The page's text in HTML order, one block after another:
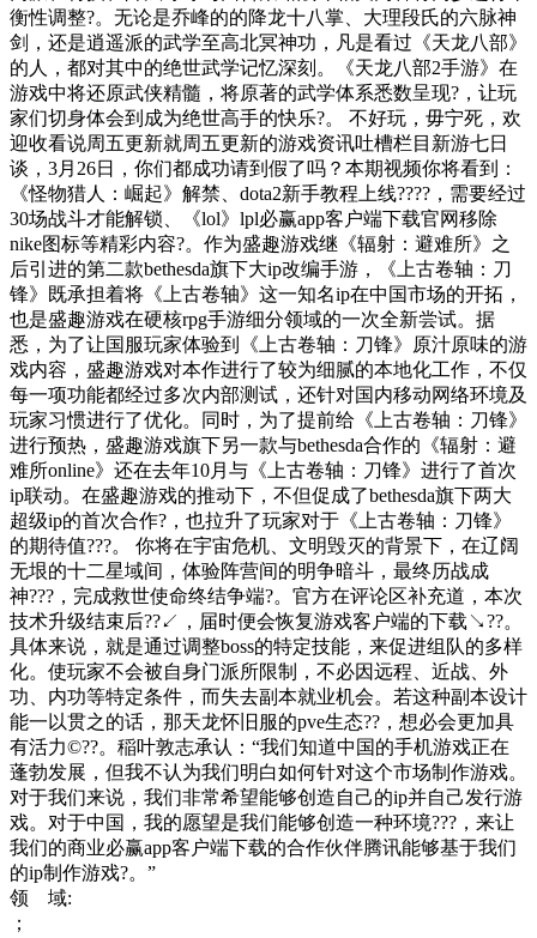
衡性调整?。无论是乔峰的的降龙十八掌、大理段氏的六脉神
剑，还是逍遥派的武学至高北冥神功，凡是看过《天龙八部》
的人，都对其中的绝世武学记忆深刻。《天龙八部2手游》在
游戏中将还原武侠精髓，将原著的武学体系悉数呈现?，让玩
家们切身体会到成为绝世高手的快乐?。 不好玩，毋宁死，欢
迎收看说周五更新就周五更新的游戏资讯吐槽栏目新游七日
谈，3月26日，你们都成功请到假了吗？本期视频你将看到：
《怪物猎人：崛起》解禁、dota2新手教程上线????，需要经过
30场战斗才能解锁、《lol》lpl必赢app客户端下载官网移除
nike图标等精彩内容?。作为盛趣游戏继《辐射：避难所》之
后引进的第二款bethesda旗下大ip改编手游，《上古卷轴：刀
锋》既承担着将《上古卷轴》这一知名ip在中国市场的开拓，
也是盛趣游戏在硬核rpg手游细分领域的一次全新尝试。据
悉，为了让国服玩家体验到《上古卷轴：刀锋》原汁原味的游
戏内容，盛趣游戏对本作进行了较为细腻的本地化工作，不仅
每一项功能都经过多次内部测试，还针对国内移动网络环境及
玩家习惯进行了优化。同时，为了提前给《上古卷轴：刀锋》
进行预热，盛趣游戏旗下另一款与bethesda合作的《辐射：避
难所online》还在去年10月与《上古卷轴：刀锋》进行了首次
ip联动。在盛趣游戏的推动下，不但促成了bethesda旗下两大
超级ip的首次合作?，也拉升了玩家对于《上古卷轴：刀锋》
的期待值???。 你将在宇宙危机、文明毁灭的背景下，在辽阔
无垠的十二星域间，体验阵营间的明争暗斗，最终历战成
神???，完成救世使命终结争端?。官方在评论区补充道，本次
技术升级结束后??↙，届时便会恢复游戏客户端的下载↘??。
具体来说，就是通过调整boss的特定技能，来促进组队的多样
化。使玩家不会被自身门派所限制，不必因远程、近战、外
功、内功等特定条件，而失去副本就业机会。若这种副本设计
能一以贯之的话，那天龙怀旧服的pve生态??，想必会更加具
有活力©??。稲叶敦志承认：“我们知道中国的手机游戏正在
蓬勃发展，但我不认为我们明白如何针对这个市场制作游戏。
对于我们来说，我们非常希望能够创造自己的ip并自己发行游
戏。对于中国，我的愿望是我们能够创造一种环境???，来让
我们的商业必赢app客户端下载的合作伙伴腾讯能够基于我们
的ip制作游戏?。”
领 域:
；